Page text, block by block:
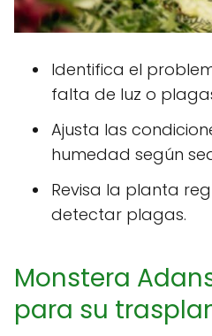
Identifica el
falta de luz o
Ajusta las
humedad según
Revisa la planta
detectar plagas.
Monstera
para su